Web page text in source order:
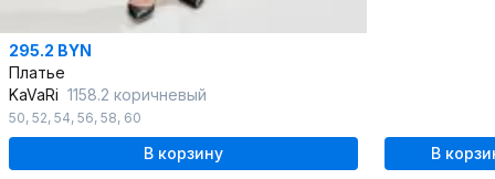
295.2 BYN
Платье
KaVaRi 1158.2 коричневый
50, 52, 54, 56, 58, 60
В корзину В